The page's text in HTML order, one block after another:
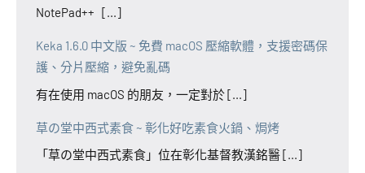
NotePad++ [...]
Keka 1.6.0 中文版 ~ 免費 macOS 壓縮軟體，支援密碼保
護、分片壓縮，避免亂碼
有在使用 macOS 的朋友，一定對於 [...]
草の堂中西式素食 ~ 彰化好吃素食火鍋、焗烤
「草の堂中西式素食」位在彰化基督教漢銘醫 [...]